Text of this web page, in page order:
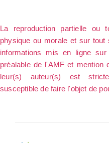
La reproduction partielle ou
physique ou morale et sur
informations mis en ligne
préalable de l'AMF et mention
leur(s) auteur(s) est
susceptible de faire l'objet de